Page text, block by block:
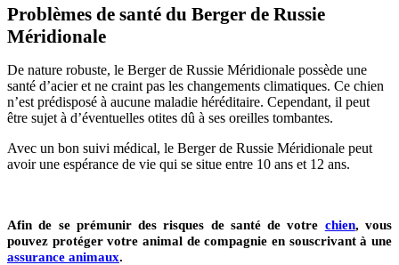
Problèmes de santé du Berger de Russie
Méridionale
De nature robuste, le Berger de Russie Méridionale possède une
santé d’acier et ne craint pas les changements climatiques. Ce chien
n’est prédisposé à aucune maladie héréditaire. Cependant, il peut
être sujet à d’éventuelles otites dû à ses oreilles tombantes.
Avec un bon suivi médical, le Berger de Russie Méridionale peut
avoir une espérance de vie qui se situe entre 10 ans et 12 ans.
Afin de se prémunir des risques de santé de votre chien, vous
pouvez protéger votre animal de compagnie en souscrivant à une
assurance animaux.